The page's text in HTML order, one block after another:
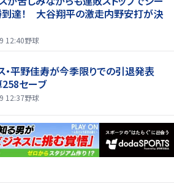
到達！ 大谷翔平の激走内野安打が決
12:40野球
・平野佳寿が今季限りでの引退発表
セーブ
12:37野球